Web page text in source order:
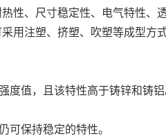
性、尺寸稳定性、电气特性、
用注塑、挤塑、吹塑等成型方
度值，且该特性高于铸锌和铸铝
可保持稳定的特性。